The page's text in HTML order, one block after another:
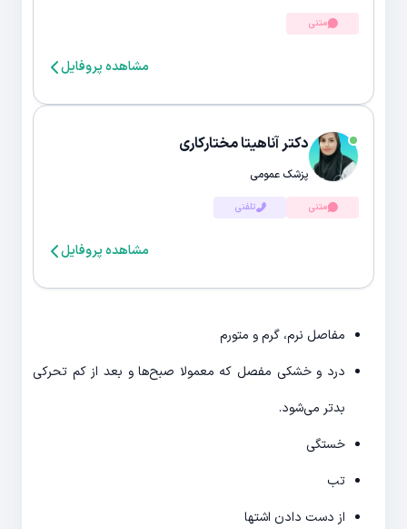
متنی
مشاهده پروفایل
دکتر آناهیتا مختارکاری
پزشک عمومی
متنی تلفنی
مشاهده پروفایل
مفاصل نرم، گرم و متورم
درد و خشکی مفصل که معمولا صبح‌ها و بعد از کم تحرکی
بدتر می‌شود.
خستگی
تب
از دست دادن اشتها